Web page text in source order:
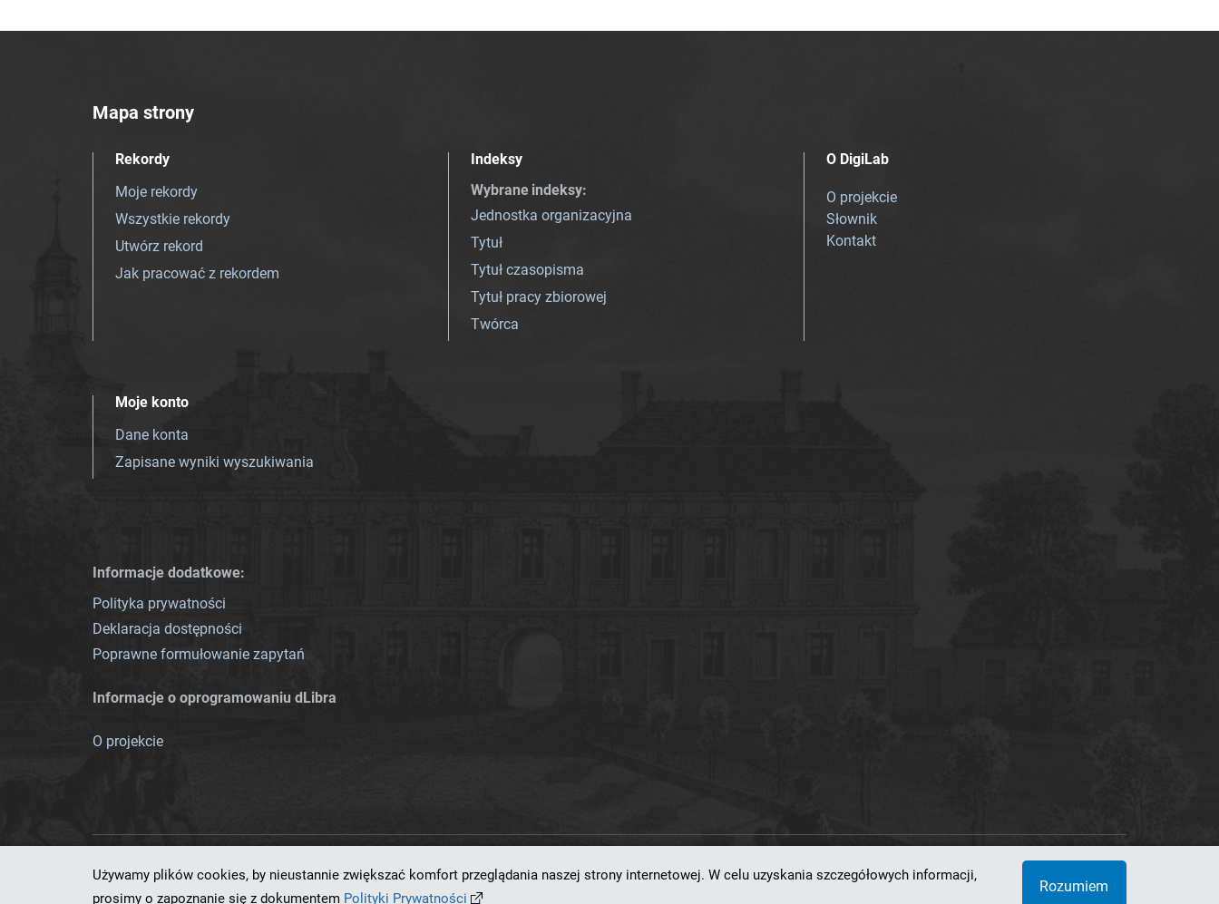
Mapa strony
Rekordy
Moje rekordy
Wszystkie rekordy
Utwórz rekord
Jak pracować z rekordem
Indeksy
Wybrane indeksy:
Jednostka organizacyjna
Tytuł
Tytuł czasopisma
Tytuł pracy zbiorowej
Twórca
O DigiLab
O projekcie
Słownik
Kontakt
Moje konto
Dane konta
Zapisane wyniki wyszukiwania
Informacje dodatkowe:
Polityka prywatności
Deklaracja dostępności
Poprawne formułowanie zapytań
Informacje o oprogramowaniu dLibra
O projekcie
Ten serwis działa dzięki oprogramowaniudLibra 7.0.0-SNAPSHOT opracowanemu przezPoznańskie Centrum Superkomputerowo-Sieciowe
Używamy plików cookies, by nieustannie zwiększać komfort przeglądania naszej strony internetowej. W celu uzyskania szczegółowych informacji,
prosimy o zapoznanie się z dokumentem Polityki Prywatności
Rozumiem